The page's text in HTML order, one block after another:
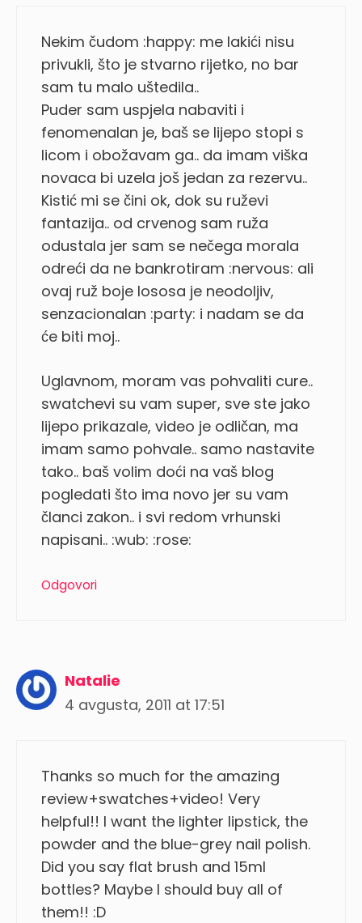
Nekim čudom :happy: me lakići nisu
privukli, što je stvarno rijetko, no bar
sam tu malo uštedila..
Puder sam uspjela nabaviti i
fenomenalan je, baš se lijepo stopi s
licom i obožavam ga.. da imam viška
novaca bi uzela još jedan za rezervu..
Kistić mi se čini ok, dok su ruževi
fantazija.. od crvenog sam ruža
odustala jer sam se nečega morala
odreći da ne bankrotiram :nervous: ali
ovaj ruž boje lososa je neodoljiv,
senzacionalan :party: i nadam se da
će biti moj..
Uglavnom, moram vas pohvaliti cure..
swatchevi su vam super, sve ste jako
lijepo prikazale, video je odličan, ma
imam samo pohvale.. samo nastavite
tako.. baš volim doći na vaš blog
pogledati što ima novo jer su vam
članci zakon.. i svi redom vrhunski
napisani.. :wub: :rose:
Odgovori
Natalie
4 avgusta, 2011 at 17:51
Thanks so much for the amazing
review+swatches+video! Very
helpful!! I want the lighter lipstick, the
powder and the blue-grey nail polish.
Did you say flat brush and 15ml
bottles? Maybe I should buy all of
them!! :D